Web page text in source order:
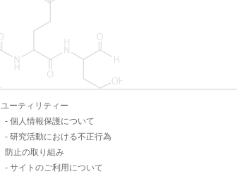
ユーティリティー
個人情報保護について
研究活動における不正行為
防止の取り組み
サイトのご利用について